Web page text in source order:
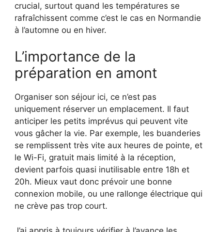
crucial, surtout quand les températures se
rafraîchissent comme c’est le cas en Normandie
à l’automne ou en hiver.
L’importance de la
préparation en amont
Organiser son séjour ici, ce n’est pas
uniquement réserver un emplacement. Il faut
anticiper les petits imprévus qui peuvent vite
vous gâcher la vie. Par exemple, les buanderies
se remplissent très vite aux heures de pointe, et
le Wi-Fi, gratuit mais limité à la réception,
devient parfois quasi inutilisable entre 18h et
20h. Mieux vaut donc prévoir une bonne
connexion mobile, ou une rallonge électrique qui
ne crève pas trop court.